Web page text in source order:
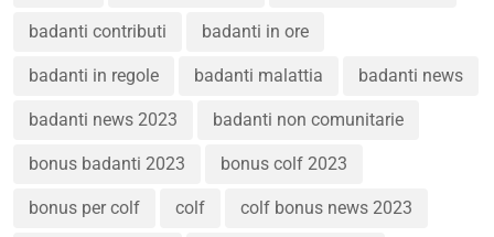
badanti contributi badanti in ore
badanti in regole badanti malattia badanti news
badanti news 2023 badanti non comunitarie
bonus badanti 2023 bonus colf 2023
bonus per colf colf colf bonus news 2023